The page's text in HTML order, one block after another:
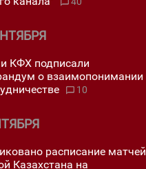
КФХ подписали
о взаимопонимании
10
расписание матчей
Казахстана на